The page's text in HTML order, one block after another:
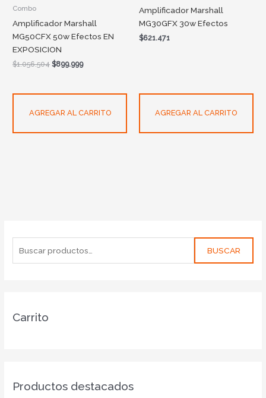
BUSCAR
Carrito
Productos destacados
Combo
Amplificador Marshall
MG50CFX 50w Efectos EN
EXPOSICION
$1.056.504 $899.999
AGREGAR AL CARRITO
Amplificador Marshall
MG30GFX 30w Efectos
$621.471
AGREGAR AL CARRITO